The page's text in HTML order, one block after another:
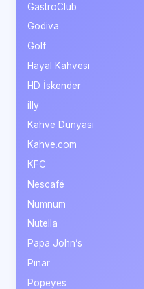
GastroClub
Godiva
Golf
Hayal Kahvesi
HD İskender
illy
Kahve Dünyası
Kahve.com
KFC
Nescafé
Numnum
Nutella
Papa John’s
Pınar
Popeyes